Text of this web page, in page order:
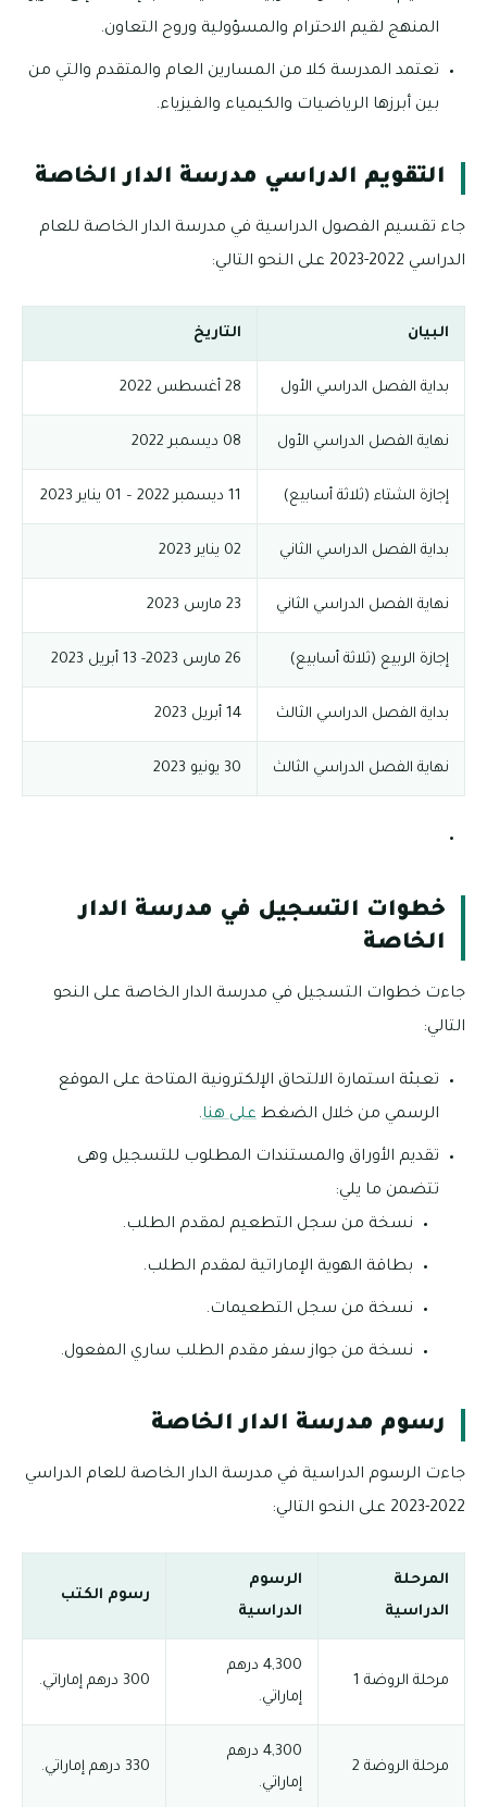
المنهج لقيم الاحترام والمسؤولية وروح التعاون.
تعتمد المدرسة كلا من المسارين العام والمتقدم والتي من
بين أبرزها الرياضيات والكيمياء والفيزياء.
التقويم الدراسي مدرسة الدار الخاصة
جاء تقسيم الفصول الدراسية في مدرسة الدار الخاصة للعام
الدراسي 2022-2023 على النحو التالي:
البيان التاريخ
بداية الفصل الدراسي الأول 28 أغسطس 2022
نهاية الفصل الدراسي الأول 08 ديسمبر 2022
إجازة الشتاء (ثلاثة أسابيع) 11 ديسمبر 2022 – 01 يناير 2023
بداية الفصل الدراسي الثاني 02 يناير 2023
نهاية الفصل الدراسي الثاني 23 مارس 2023
إجازة الربيع (ثلاثة أسابيع) 26 مارس 2023- 13 أبريل 2023
بداية الفصل الدراسي الثالث 14 أبريل 2023
نهاية الفصل الدراسي الثالث 30 يونيو 2023
خطوات التسجيل في مدرسة الدار
الخاصة
جاءت خطوات التسجيل في مدرسة الدار الخاصة على النحو
التالي:
تعبئة استمارة الالتحاق الإلكترونية المتاحة على الموقع
الرسمي من خلال الضغط على هنا.
تقديم الأوراق والمستندات المطلوب للتسجيل وهى
تتضمن ما يلي:
نسخة من سجل التطعيم لمقدم الطلب.
بطاقة الهوية الإماراتية لمقدم الطلب.
نسخة من سجل التطعيمات.
نسخة من جواز سفر مقدم الطلب ساري المفعول.
رسوم مدرسة الدار الخاصة
جاءت الرسوم الدراسية في مدرسة الدار الخاصة للعام الدراسي
2022-2023 على النحو التالي:
المرحلة
الدراسية
الرسوم
الدراسية
رسوم الكتب
مرحلة الروضة 1
4,300 درهم
إماراتي.
300 درهم إماراتي.
مرحلة الروضة 2
4,300 درهم
إماراتي.
330 درهم إماراتي.